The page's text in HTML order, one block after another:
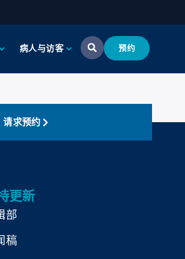
病人与访客 预约
请求预约
更新
部
稿